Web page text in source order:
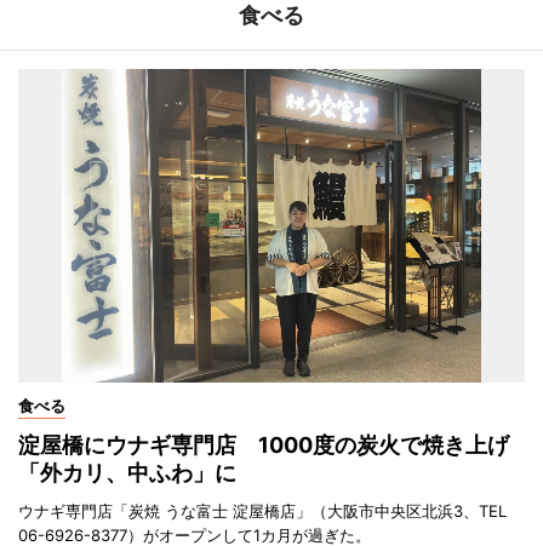
食べる
食べる
淀屋橋にウナギ専門店 1000度の炭火で焼き上げ
「外カリ、中ふわ」に
ウナギ専門店「炭焼 うな富士 淀屋橋店」（大阪市中央区北浜3、TEL
06-6926-8377）がオープンして1カ月が過ぎた。